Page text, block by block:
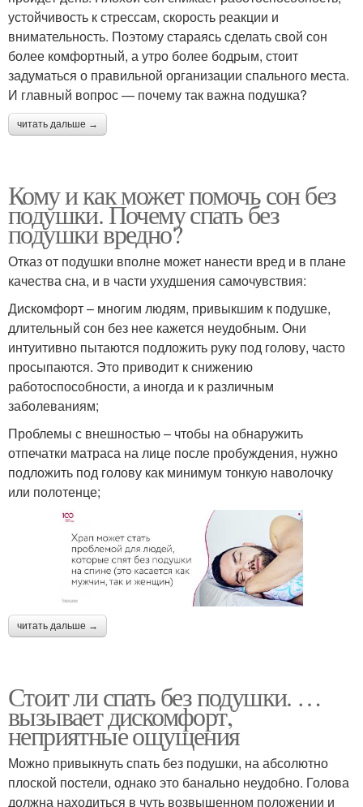
устойчивость к стрессам, скорость реакции и
внимательность. Поэтому стараясь сделать свой сон
более комфортный, а утро более бодрым, стоит
задуматься о правильной организации спального места.
И главный вопрос — почему так важна подушка?
читать дальше →
Кому и как может помочь сон без
подушки. Почему спать без
подушки вредно?
Отказ от подушки вполне может нанести вред и в плане
качества сна, и в части ухудшения самочувствия:
Дискомфорт – многим людям, привыкшим к подушке,
длительный сон без нее кажется неудобным. Они
интуитивно пытаются подложить руку под голову, часто
просыпаются. Это приводит к снижению
работоспособности, а иногда и к различным
заболеваниям;
Проблемы с внешностью – чтобы на обнаружить
отпечатки матраса на лице после пробуждения, нужно
подложить под голову как минимум тонкую наволочку
или полотенце;
читать дальше →
Стоит ли спать без подушки. …
вызывает дискомфорт,
неприятные ощущения
Можно привыкнуть спать без подушки, на абсолютно
плоской постели, однако это банально неудобно. Голова
должна находиться в чуть возвышенном положении и